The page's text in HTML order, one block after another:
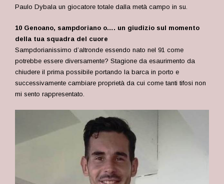
Paulo Dybala un giocatore totale dalla metà campo in su.
10 Genoano, sampdoriano o…. un giudizio sul momento
della tua squadra del cuore
Sampdorianissimo d’altronde essendo nato nel 91 come
potrebbe essere diversamente? Stagione da esaurimento da
chiudere il prima possibile portando la barca in porto e
successivamente cambiare proprietà da cui come tanti tifosi non
mi sento rappresentato.